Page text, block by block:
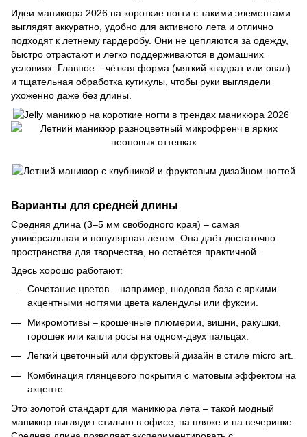
Идеи маникюра 2026 на короткие ногти с такими элементами
выглядят аккуратно, удобно для активного лета и отлично
подходят к летнему гардеробу. Они не цепляются за одежду,
быстро отрастают и легко поддерживаются в домашних
условиях. Главное – чёткая форма (мягкий квадрат или овал)
и тщательная обработка кутикулы, чтобы руки выглядели
ухоженно даже без длины.
Варианты для средней длины
Средняя длина (3–5 мм свободного края) – самая
универсальная и популярная летом. Она даёт достаточно
пространства для творчества, но остаётся практичной.
Здесь хорошо работают:
Сочетание цветов – например, нюдовая база с яркими
акцентными ногтями цвета календулы или фуксии.
Микромотивы – крошечные плюмерии, вишни, ракушки,
горошек или капли росы на одном-двух пальцах.
Легкий цветочный или фруктовый дизайн в стиле micro art.
Комбинация глянцевого покрытия с матовым эффектом на
акценте.
Это золотой стандарт для маникюра лета – такой модный
маникюр выглядит стильно в офисе, на пляже и на вечеринке.